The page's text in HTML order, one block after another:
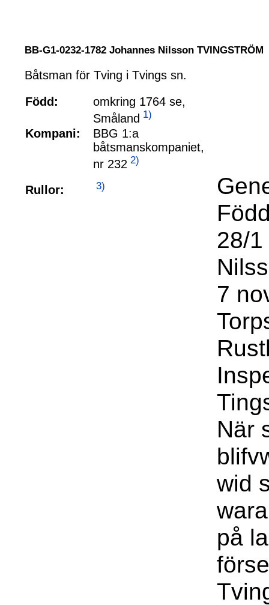
BB-G1-0232-1782 Johannes Nilsson TVINGSTRÖM
Båtsman för Tving i Tvings sn.
Född:
omkring 1764 se,
Småland 1)
Kompani:
BBG 1:a
båtsmanskompaniet,
nr 232 2)
Rullor: 3)
28/
7
När
wid
på